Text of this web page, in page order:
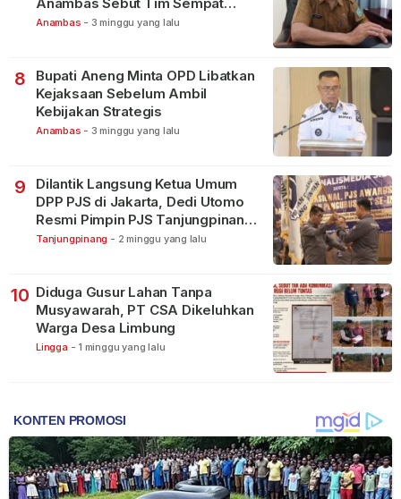
Terbagi Tangani Kasus Lain
Anambas - 3 minggu yang lalu
8
Bupati Aneng Minta OPD Libatkan
Kejaksaan Sebelum Ambil
Kebijakan Strategis
Anambas - 3 minggu yang lalu
9
Dilantik Langsung Ketua Umum
DPP PJS di Jakarta, Dedi Utomo
Resmi Pimpin PJS Tanjungpinang-
Bintan
Tanjungpinang - 2 minggu yang lalu
10 Diduga Gusur Lahan Tanpa
Musyawarah, PT CSA Dikeluhkan
Warga Desa Limbung
Lingga - 1 minggu yang lalu